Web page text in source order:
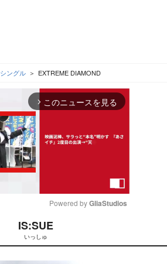
シングル EXTREME DIAMOND
arrow_forward_ios このニュースを見る
t
Powered by GliaStudios
IS:SUE
いっしゅ